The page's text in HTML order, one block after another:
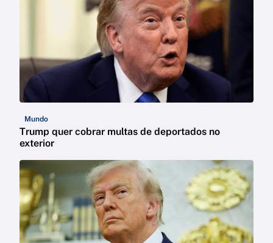
Mundo
Trump quer cobrar multas de deportados no
exterior